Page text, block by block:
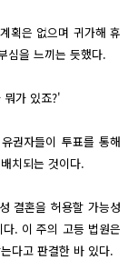
획은 없으며 귀가해 휴
심을 느끼는 듯했다.
뭐가 있죠?'
권자들이 투표를 통해
치되는 것이다.
결혼을 허용할 가능성
. 이 주의 고등 법원은
다고 판결한 바 있다.